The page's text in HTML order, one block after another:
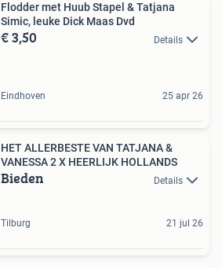
Flodder met Huub Stapel & Tatjana
Simic, leuke Dick Maas Dvd
€ 3,50 Details
Eindhoven 25 apr 26
HET ALLERBESTE VAN TATJANA &
VANESSA 2 X HEERLIJK HOLLANDS
Bieden Details
Tilburg 21 jul 26